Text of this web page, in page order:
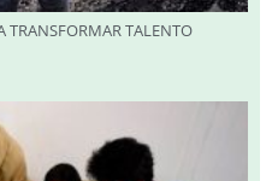
TRANSFORMAR TALENTO